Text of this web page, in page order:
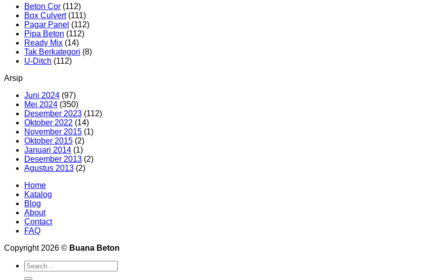
Beton Cor (112)
Box Culvert(111)
Pagar Panel (112)
Pipa Beton (112)
Ready Mix (14)
Tak Berkategori (8)
U-Ditch (112)
Arsip
Juni 2024 (97)
Mei 2024 (350)
Desember 2023 (112)
Oktober 2022 (14)
November 2015 (1)
Oktober 2015 (2)
Januari 2014 (1)
Desember 2013 (2)
Agustus 2013 (2)
Home
Katalog
Blog
About
Contact
FAQ
Copyright 2026 © Buana Beton
Search
for: